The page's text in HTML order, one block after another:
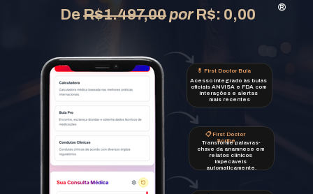
®
De R$1.497,00por R$: 0,00
💊 First Doctor Bula
Acesso integrado às bulas
oficiais ANVISA e FDA com
interações e alertas
mais recentes
📋 First Doctor
Scribe
Transforme palavras-
chave da anamnese em
relatos clínicos
impecáveis
automaticamente.